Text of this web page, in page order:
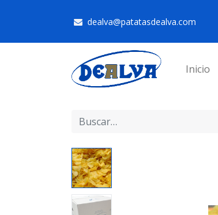
dealva@patatasdealva.com
Inicio